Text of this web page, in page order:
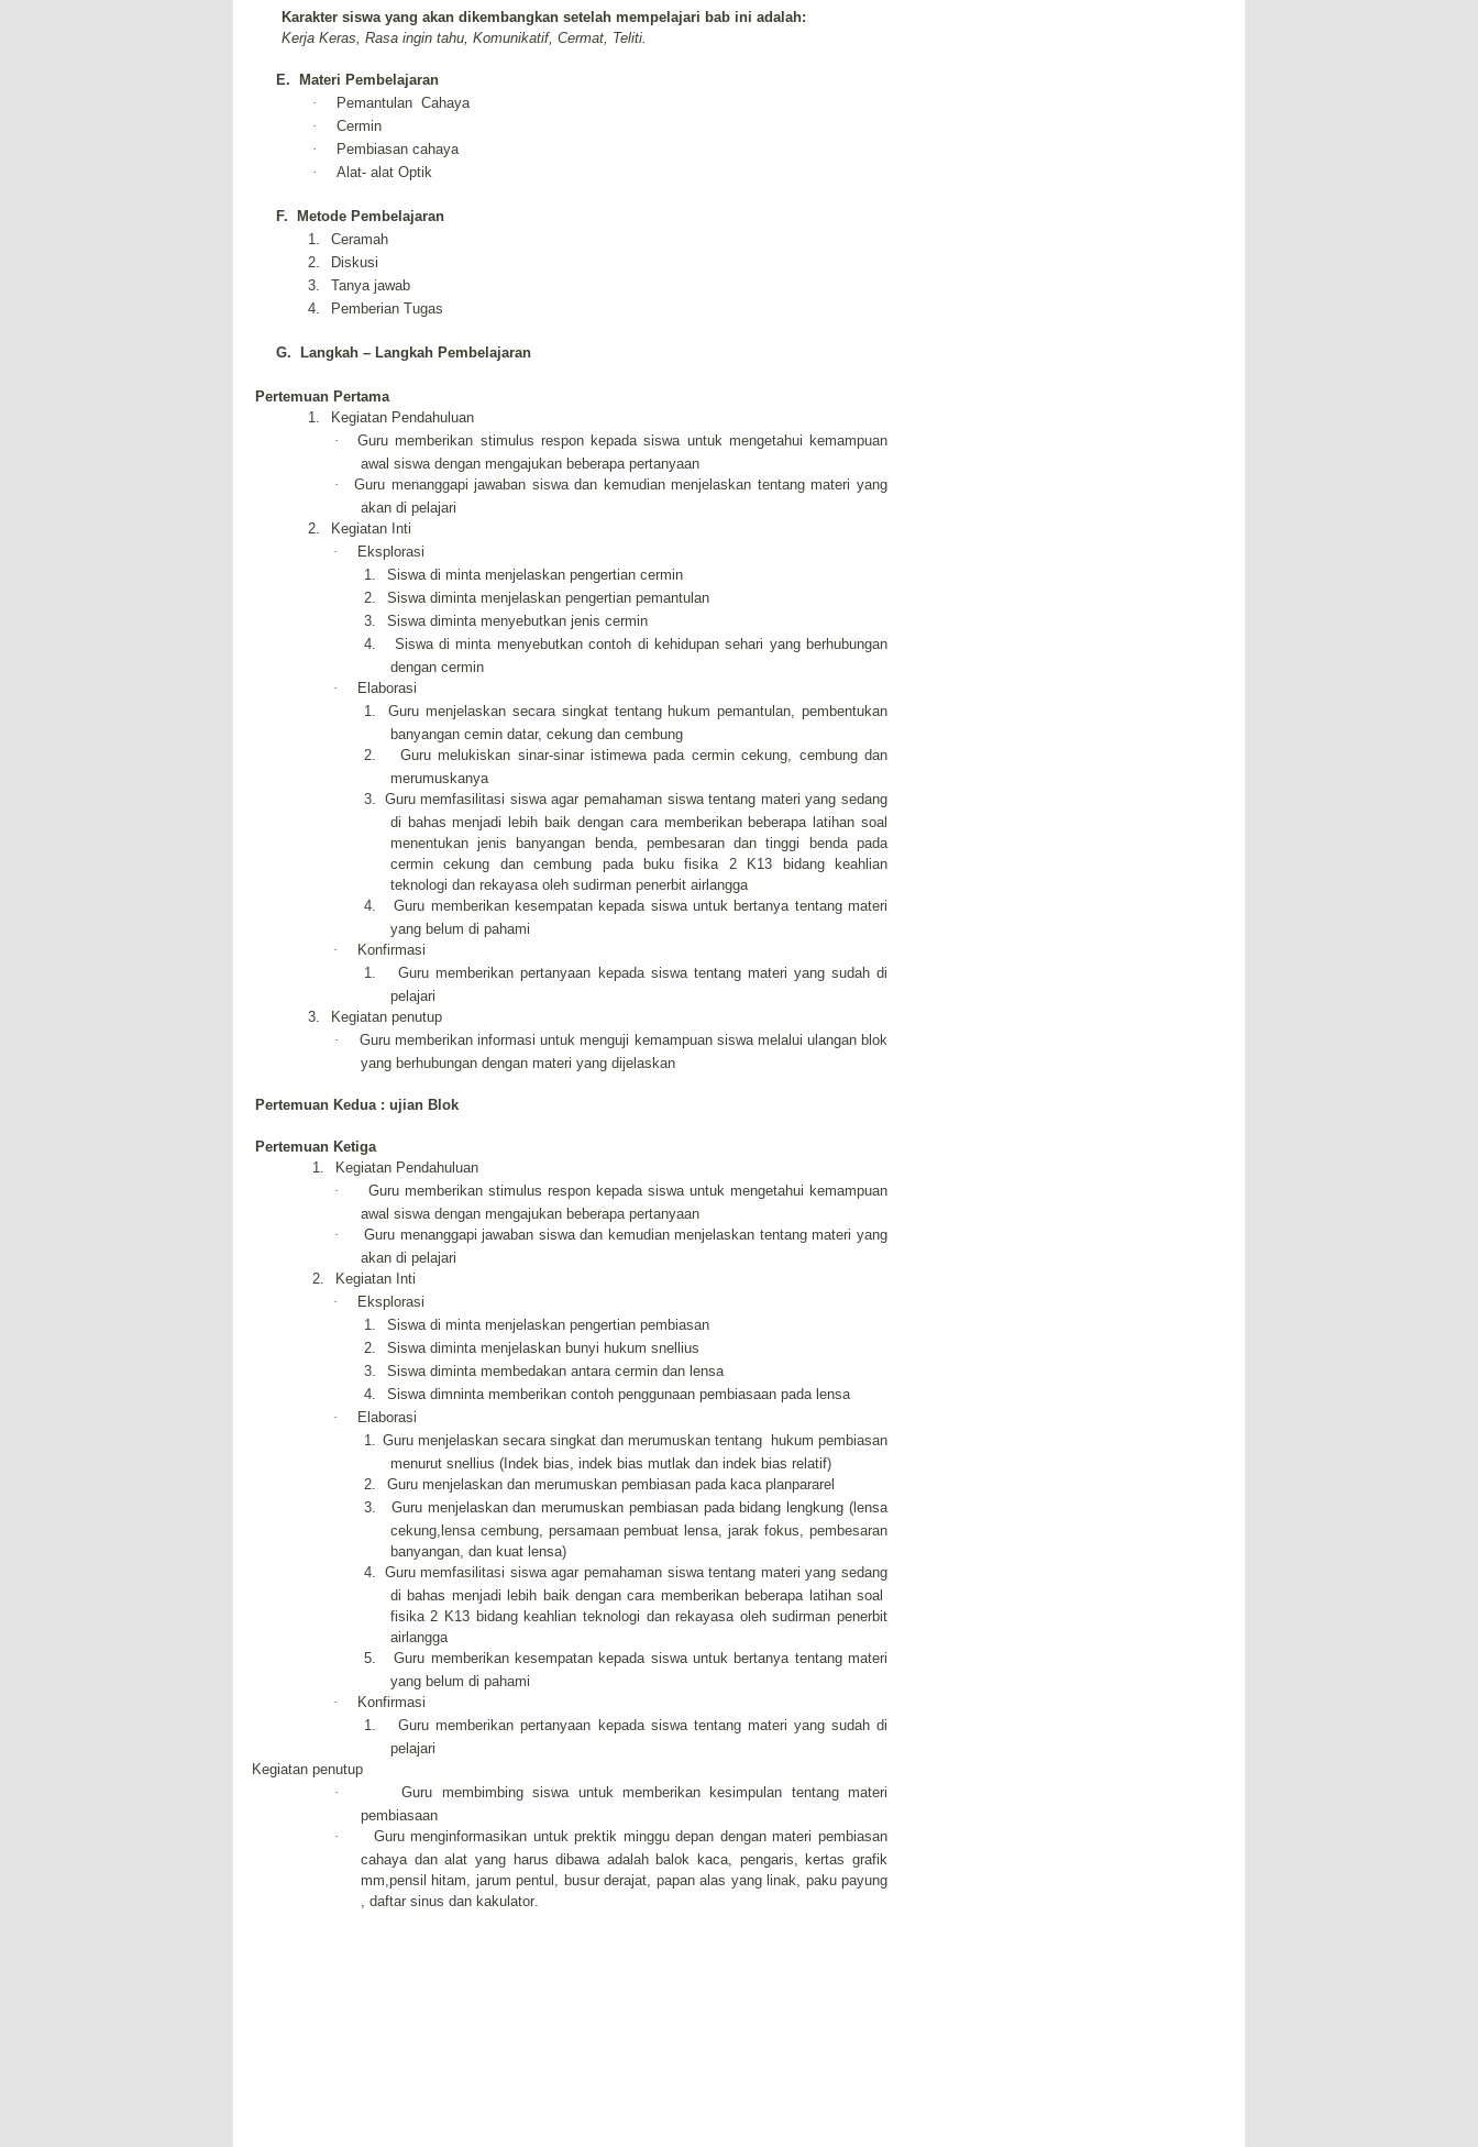
Karakter siswa yang akan dikembangkan setelah mempelajari bab ini adalah:
Kerja Keras, Rasa ingin tahu, Komunikatif, Cermat, Teliti.
E.
Materi Pembelajaran
·
Pemantulan Cahaya
·
Cermin
·
Pembiasan cahaya
·
Alat- alat Optik
F.
Metode Pembelajaran
1.
Ceramah
2.
Diskusi
3.
Tanya jawab
4.
Pemberian Tugas
G. Langkah – Langkah Pembelajaran
Pertemuan Pertama
1.
Kegiatan Pendahuluan
·
Guru memberikan stimulus respon kepada siswa untuk mengetahui kemampuan
awal siswa dengan mengajukan beberapa pertanyaan
·
Guru menanggapi jawaban siswa dan kemudian menjelaskan tentang materi yang
akan di pelajari
2.
Kegiatan Inti
·
Eksplorasi
1.
Siswa di minta menjelaskan pengertian cermin
2.
Siswa diminta menjelaskan pengertian pemantulan
3.
Siswa diminta menyebutkan jenis cermin
4.
Siswa di minta menyebutkan contoh di kehidupan sehari yang berhubungan
dengan cermin
·
Elaborasi
1.
Gurumenjelaskan secara singkat tentang hukum pemantulan, pembentukan
banyangan cemin datar, cekung dan cembung
2.
Guru melukiskan sinar-sinar istimewa pada cermin cekung, cembung dan
merumuskanya
3. Gurumemfasilitasi siswa agar pemahaman siswa tentang materi yang sedang
di bahas menjadi lebih baik dengan cara memberikan beberapa latihan soal
menentukan jenis banyangan benda, pembesaran dan tinggi benda pada
cermin cekung dan cembung pada bukufisika 2 K13 bidang keahlian
teknologi dan rekayasa oleh sudirman penerbit airlangga
4.
Guru memberikan kesempatan kepada siswa untuk bertanya tentang materi
yang belum di pahami
·
Konfirmasi
1.
Guru memberikan pertanyaan kepada siswa tentang materi yang sudah di
pelajari
3.
Kegiatan penutup
·
Guru memberikan informasi untuk menguji kemampuan siswa melalui ulangan blok
yang berhubungan dengan materi yang dijelaskan
Pertemuan Kedua : ujian Blok
Pertemuan Ketiga
1.
Kegiatan Pendahuluan
·
Guru memberikan stimulus respon kepada siswa untuk mengetahui kemampuan
awal siswa dengan mengajukan beberapa pertanyaan
·
Guru menanggapi jawaban siswa dan kemudian menjelaskan tentang materi yang
akan di pelajari
2.
Kegiatan Inti
·
Eksplorasi
1.
Siswa di minta menjelaskan pengertian pembiasan
2.
Siswa diminta menjelaskan bunyi hukum snellius
3.
Siswa diminta membedakan antara cermin dan lensa
4.
Siswa dimninta memberikan contoh penggunaan pembiasaan pada lensa
·
Elaborasi
1. Guru menjelaskan secara singkat dan merumuskan tentang hukum pembiasan
menurut snellius (Indek bias, indek bias mutlak dan indek bias relatif)
2.
Guru menjelaskan dan merumuskan pembiasan pada kaca planpararel
3.
Guru menjelaskan dan merumuskan pembiasan pada bidang lengkung (lensa
cekung,lensa cembung, persamaan pembuat lensa, jarak fokus, pembesaran
banyangan, dan kuat lensa)
4. Gurumemfasilitasi siswa agar pemahaman siswa tentang materi yang sedang
di bahas menjadi lebih baik dengan cara memberikan beberapa latihan soal
fisika 2 K13 bidang keahlian teknologi dan rekayasa oleh sudirman penerbit
airlangga
5.
Guru memberikan kesempatan kepada siswa untuk bertanya tentang materi
yang belum di pahami
·
Konfirmasi
1.
Guru memberikan pertanyaan kepada siswa tentang materi yang sudah di
pelajari
Kegiatan penutup
·
Guru membimbing siswa untuk memberikan kesimpulan tentang materi
pembiasaan
·
Gurumenginformasikan untuk prektik minggu depan dengan materi pembiasan
cahaya dan alat yang harus dibawa adalah balok kaca, pengaris, kertas grafik
mm,pensil hitam, jarum pentul, busur derajat, papan alas yang linak, paku payung
, daftar sinus dan kakulator.